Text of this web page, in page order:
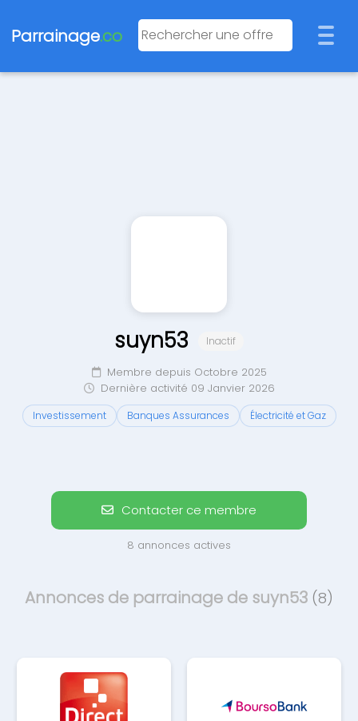
Parrainage.co
suyn53 Inactif
Membre depuis Octobre 2025
Dernière activité 09 Janvier 2026
Investissement Banques Assurances Électricité et Gaz
Contacter ce membre
8 annonces actives
Annonces de parrainage de suyn53 (8)